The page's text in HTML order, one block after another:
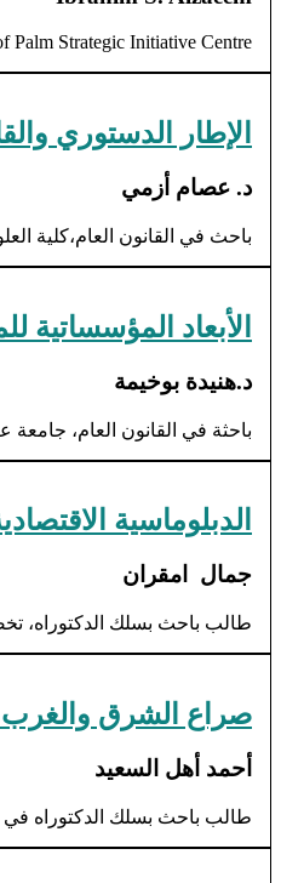
Palm Strategic Initiative Centre
الإطار الدستوري
د. عصام أزمي
باحث في القانون العام،كلية
الأبعاد المؤسساتية
د.هنيدة بوخيمة
باحثة في القانون العام،
الدبلوماسية
جمال امقران
طالب باحث بسلك الدكتوراه،
صراع الشرق
أحمد أهل السعيد
طالب باحث بسلك الدكتوراه في